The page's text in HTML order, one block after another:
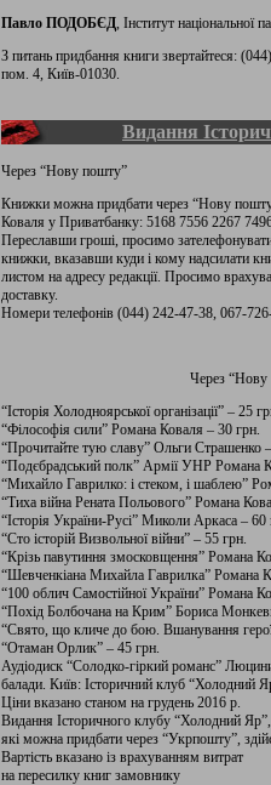
Павло ПОДОБЄД, Інститут національної
З питань придбання книги звертайтеся:
пом. 4, Київ-01030.
Видання
Через “Нову пошту”
Книжки можна придбати через “Нову
Коваля у Приватбанку: 5168 7556 2267
Переславши гроші, просимо
книжки, вказавши куди і кому надсилати
листом на адресу редакції. Просимо
доставку.
Номери телефонів (044) 242-47-38, 067-
Через
“Історія Холодноярської організації” – 25
“Філософія сили” Романа Коваля – 30 грн.
“Прочитайте тую славу” Ольги Страшенко
“Подєбрадський полк” Армії УНР Романа
“Михайло Гаврилко: і стеком, і шаблею”
“Тиха війна Рената Польового” Романа
“Історія України-Русі” Миколи Аркаса – 60
“Сто історій Визвольної війни” – 55 грн.
“Крізь павутиння змосковщення” Романа
“Шевченкіана Михайла Гаврилка” Романа
“100 облич Самостійної України” Романа
“Похід Болбочана на Крим” Бориса
“Свято, що кличе до бою. Вшанування
“Отаман Орлик” – 45 грн.
Аудіодиск “Солодко-гіркий романс”
балади. Київ: Історичний клуб “Холодний
Ціни вказано станом на грудень 2016 р.
Видання Історичного клубу “Холодний Яр”,
які можна придбати через “Укрпошту”,
Вартість вказано із врахуванням витрат
на пересилку книг замовнику